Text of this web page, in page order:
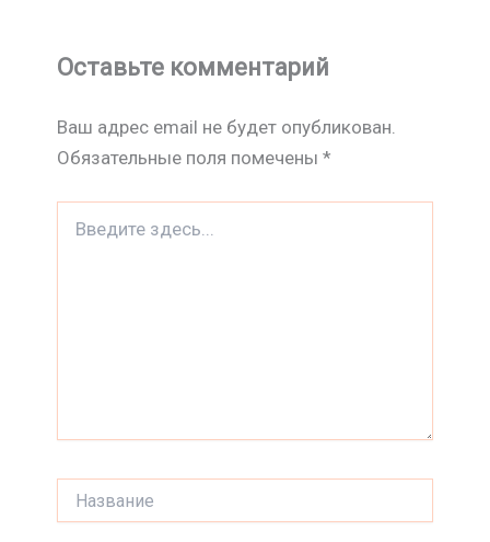
Оставьте комментарий
Ваш адрес email не будет опубликован.
Обязательные поля помечены *
здесь...